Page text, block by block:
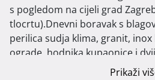
s pogledom na cijeli grad
tlocrtu).Dnevni boravak s
perilica sudja klima, granit,
ograde, hodnika,kupaonice i
povrsine 66,40 m2 zatvorenog
Prikaži